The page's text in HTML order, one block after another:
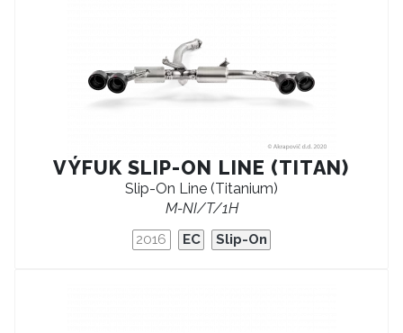
VÝFUK SLIP-ON LINE (TITAN)
Slip-On Line (Titanium)
M-NI/T/1H
2016 EC Slip-On